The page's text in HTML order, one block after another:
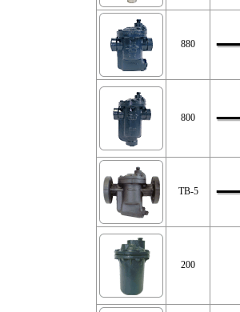
880
800
TB-5
200